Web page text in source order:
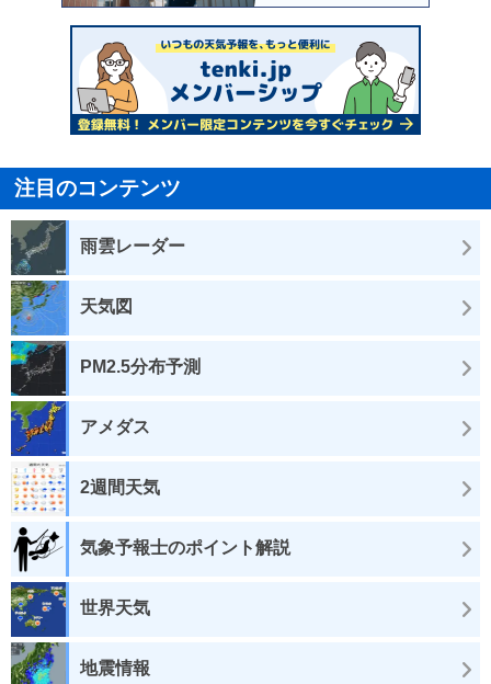
注目のコンテンツ
雨雲レーダー
天気図
PM2.5分布予測
アメダス
2週間天気
気象予報士のポイント解説
世界天気
地震情報